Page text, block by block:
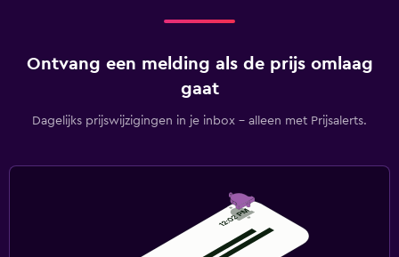
Ontvang een melding als de prijs omlaag
gaat
Dagelijks prijswijzigingen in je inbox - alleen met Prijsalerts.